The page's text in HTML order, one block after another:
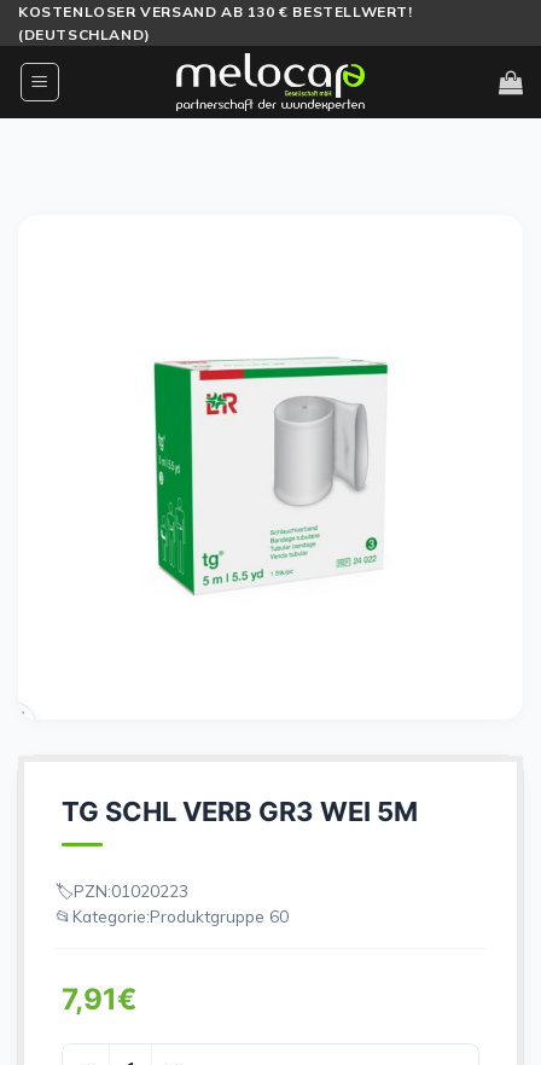
Zum
Inhalt
springen
KOSTENLOSER VERSAND AB 130 € BESTELLWERT!
(DEUTSCHLAND)
TG SCHL VERB GR3 WEI 5M
PZN:01020223
Kategorie:Produktgruppe 60
7,91€